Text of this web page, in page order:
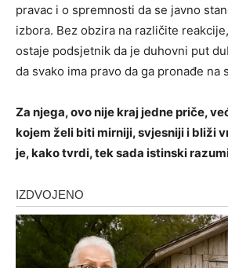
pravac i o spremnosti da se javno
izbora. Bez obzira na različite
ostaje podsjetnik da je duhovni put
da svako ima pravo da ga pronađe na
Za njega, ovo nije kraj jedne priče,
kojem želi biti mirniji, svjesniji i bliži
je, kako tvrdi, tek sada istinski